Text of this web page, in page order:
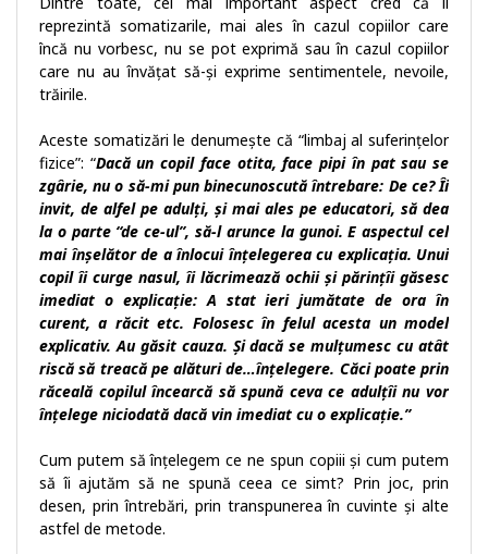
reprezintă somatizarile, mai ales în cazul copiilor care
încă nu vorbesc, nu se pot exprimă sau în cazul copiilor
care nu au învățat să-și exprime sentimentele, nevoile,
trăirile.
Aceste somatizări le denumește că “limbaj al suferințelor
fizice”: “Dacă un copil face otita, face pipi în pat sau se
zgârie, nu o să-mi pun binecunoscută întrebare: De ce? Îi
invit, de alfel pe adulți, și mai ales pe educatori, să dea
la o parte “de ce-ul”, să-l arunce la gunoi. E aspectul cel
mai înșelător de a înlocui înțelegerea cu explicația. Unui
copil îi curge nasul, îi lăcrimează ochii și părințîi găsesc
imediat o explicație: A stat ieri jumătate de ora în
curent, a răcit etc. Folosesc în felul acesta un model
explicativ. Au găsit cauza. Și dacă se mulțumesc cu atât
riscă să treacă pe alături de…înțelegere. Căci poate prin
răceală copilul încearcă să spună ceva ce adulțîi nu vor
înțelege niciodată dacă vin imediat cu o explicație.”
Cum putem să înțelegem ce ne spun copiii și cum putem
să îi ajutăm să ne spună ceea ce simt? Prin joc, prin
desen, prin întrebări, prin transpunerea în cuvinte și alte
astfel de metode.